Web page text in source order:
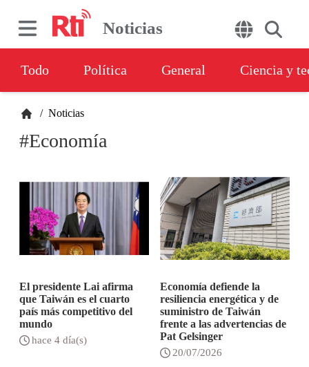
Noticias
Todo Política General Ciencia y
/ Noticias
#Economía
El presidente Lai afirma
que Taiwán es el cuarto
país más competitivo del
mundo
hace 4 día(s)
Economía defiende la
resiliencia energética y de
suministro de Taiwán
frente a las advertencias de
Pat Gelsinger
20/07/2026